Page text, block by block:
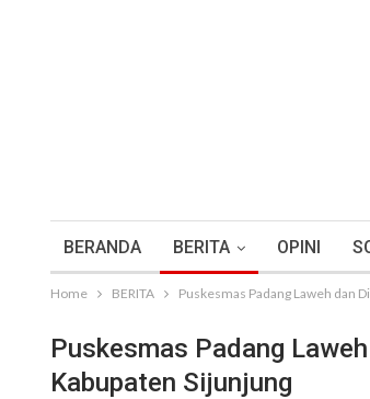
BERANDA BERITA OPINI
Home BERITA Puskesmas Padang Laweh dan
Puskesmas Padang
Kabupaten Sijunjung